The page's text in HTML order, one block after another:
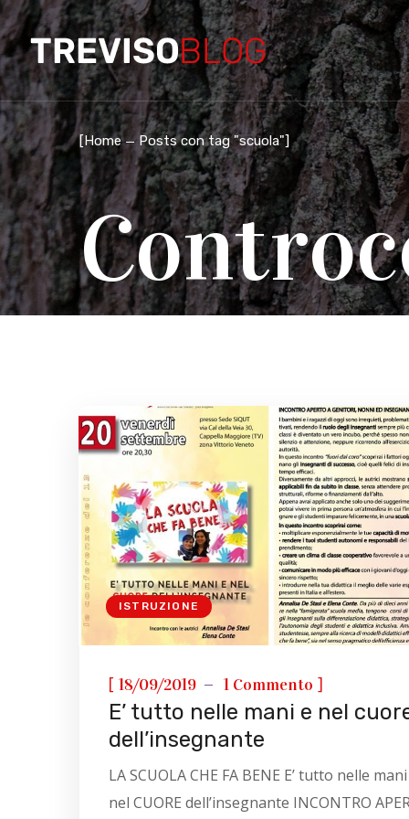
[Home Posts con tag "scuola"]
ISTRUZIONE
[ 18/09/2019 1 Commento ]
E’ tutto nelle mani e nel
dell’insegnante
LA SCUOLA CHE FA BENE E’ tutto nelle
nel CUORE dell’insegnante INCONTRO